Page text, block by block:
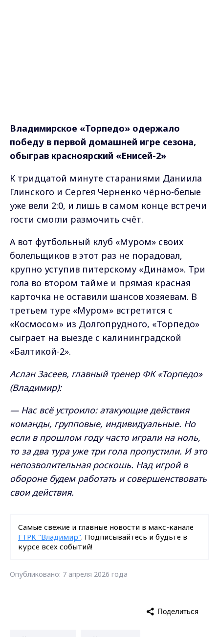
Владимирское «Торпедо» одержало
победу в первой домашней игре сезона,
обыграв красноярский «Енисей-2»
К тридцатой минуте стараниями Даниила
Глинского и Сергея Черненко чёрно-белые
уже вели 2:0, и лишь в самом конце встречи
гости смогли размочить счёт.
А вот футбольный клуб «Муром» своих
болельщиков в этот раз не порадовал,
крупно уступив питерскому «Динамо». Три
гола во втором тайме и прямая красная
карточка не оставили шансов хозяевам. В
третьем туре «Муром» встретится с
«Космосом» из Долгопрудного, «Торпедо»
сыграет на выезде с калининградской
«Балтикой-2».
Аслан Засеев, главный тренер ФК «Торпедо»
(Владимир):
— Нас всё устроило: атакующие действия
команды, групповые, индивидуальные. Но
если в прошлом году часто играли на ноль,
то за два тура уже три гола пропустили. И это
непозволительная роскошь. Над игрой в
обороне будем работать и совершенствовать
свои действия.
Самые свежие и главные новости в макс-канале
ГТРК "Владимир". Подписывайтесь и будьте в
курсе всех событий!
Опубликовано: 7 апреля 2026 года
Поделиться